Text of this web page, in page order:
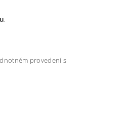
.
provedení s